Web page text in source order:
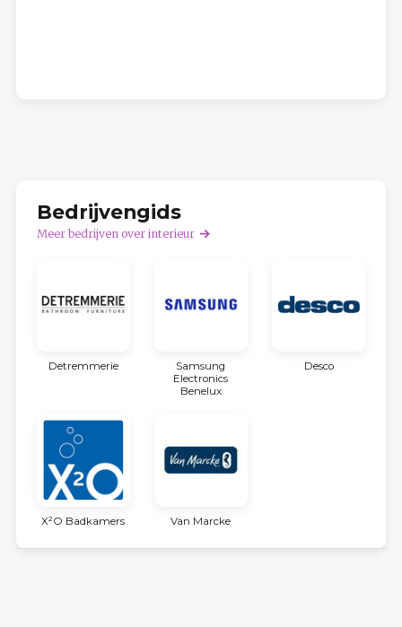
Bedrijvengids
Meer bedrijven over interieur
Detremmerie
Samsung
Electronics
Benelux
Desco
X²O Badkamers Van Marcke